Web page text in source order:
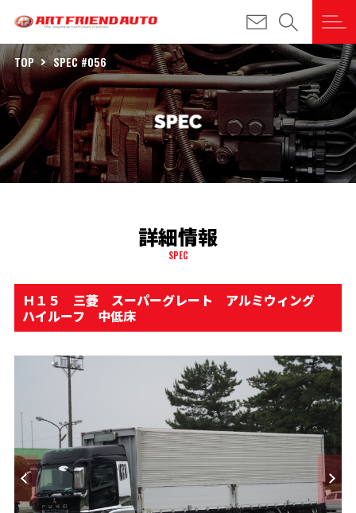
TOP SPEC #056
詳細情報
SPEC
Ｈ１５ 三菱 スーパーグレート アルミウィング
ハイルーフ 中低床